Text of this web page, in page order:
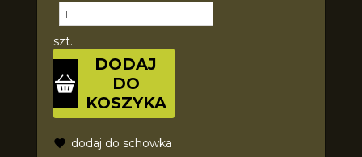
szt.
DODAJ
DO
KOSZYKA
dodaj do schowka